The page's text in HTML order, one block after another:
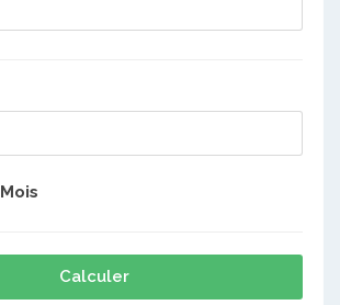
Mois
Calculer